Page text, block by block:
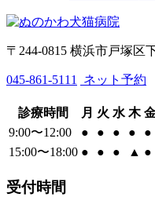
〒244-0815 横浜市戸塚区
045-861-5111 ネット予約
診療時間 月 火 水 木
9:00〜12:00
● ● ● ● ●
15:00〜18:00 ● ● ● ▲ ●
受付時間